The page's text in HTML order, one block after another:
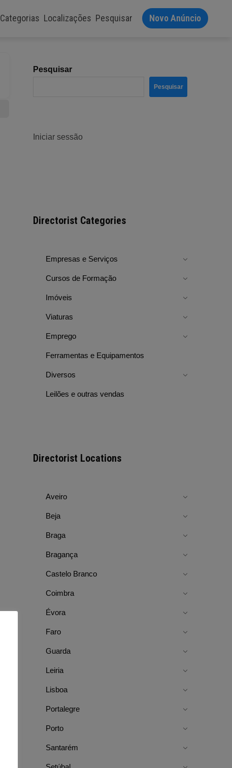
Categorias Localizações Pesquisar Novo Anúncio
Pesquisar
Pesquisar
Iniciar sessão
Directorist Categories
Empresas e Serviços
Cursos de Formação
Imóveis
Viaturas
Emprego
Ferramentas e Equipamentos
Diversos
Leilões e outras vendas
Directorist Locations
Aveiro
Beja
Braga
Bragança
Castelo Branco
Coimbra
Évora
Faro
Guarda
Leiria
Lisboa
Portalegre
Porto
Santarém